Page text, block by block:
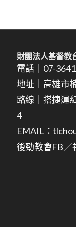
財團法人基督教
電話｜07-
地址｜高雄市
路線｜搭捷運
4
EMAIL：
後勁教會FB／